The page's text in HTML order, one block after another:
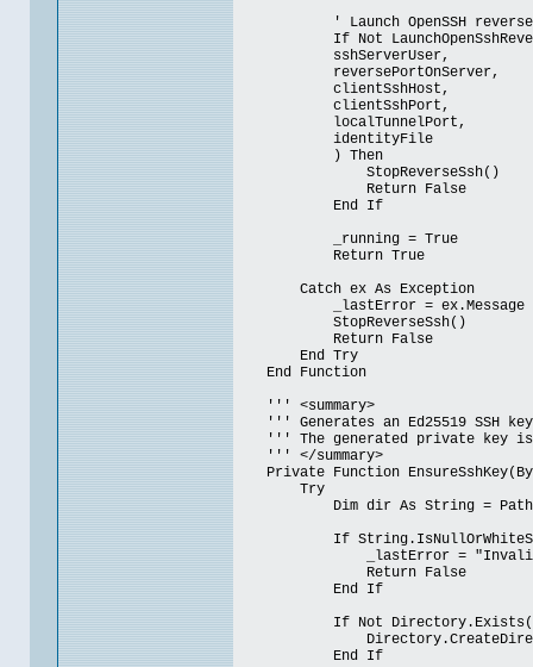
' Launch OpenSSH reverse
If Not
sshServerUser,
reversePortOnServer,
clientSshHost,
clientSshPort,
localTunnelPort,
identityFile
) Then
StopReverseSsh()
Return False
End If
_running = True
Return True
Catch ex As Exception
_lastError = ex.Message
StopReverseSsh()
Return False
End Try
End Function
''' <summary>
''' Generates an Ed25519 SSH
''' The generated private key is
''' </summary>
Private Function
Try
Dim dir As String =
If
_lastError = "Invalid
Return False
End If
If Not
End If